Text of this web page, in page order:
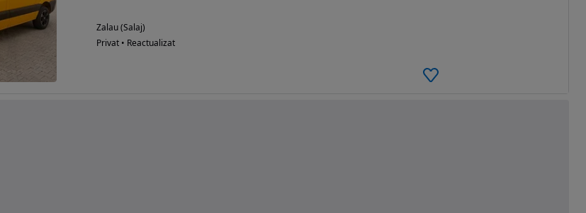
Zalau (Salaj)
Privat • Reactualizat